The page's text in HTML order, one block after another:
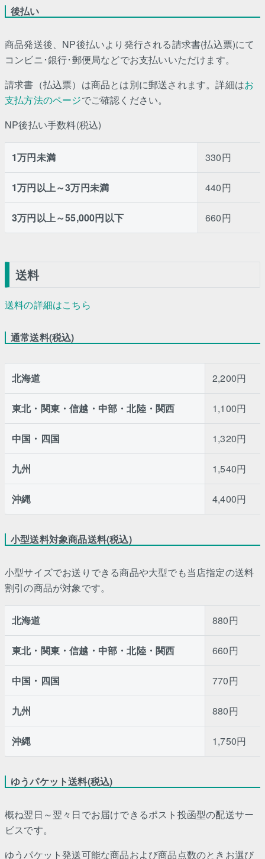
後払い
商品発送後、NP後払いより発行される請求書(払込票)にて
コンビニ･銀行･郵便局などでお支払いいただけます。
請求書（払込票）は商品とは別に郵送されます。詳細はお
支払方法のページでご確認ください。
NP後払い手数料(税込)
1万円未満 330円
1万円以上～3万円未満 440円
3万円以上～55,000円以下 660円
送料
送料の詳細はこちら
通常送料(税込)
北海道 2,200円
東北・関東・信越・中部・北陸・関西 1,100円
中国・四国 1,320円
九州 1,540円
沖縄 4,400円
小型送料対象商品送料(税込)
小型サイズでお送りできる商品や大型でも当店指定の送料
割引の商品が対象です。
北海道 880円
東北・関東・信越・中部・北陸・関西 660円
中国・四国 770円
九州 880円
沖縄 1,750円
ゆうパケット送料(税込)
概ね翌日～翌々日でお届けできるポスト投函型の配送サー
ビスです。
ゆうパケット発送可能な商品および商品点数のときお選び